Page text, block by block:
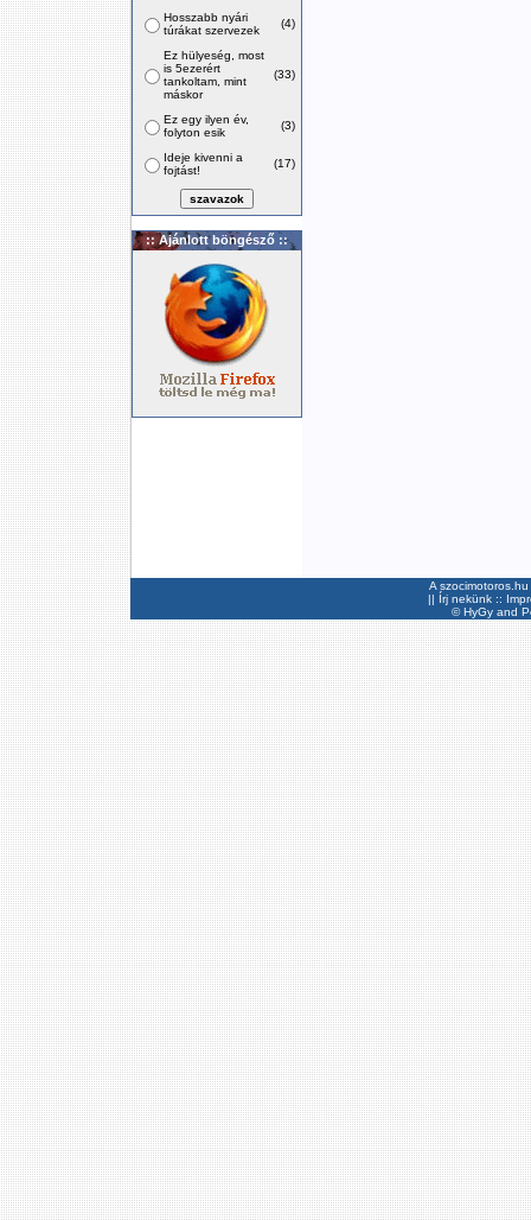
Hosszabb nyári
túrákat szervezek
(4)
Ez hülyeség, most
is 5ezerért
tankoltam, mint
máskor
(33)
Ez egy ilyen év,
folyton esik
(3)
Ideje kivenni a
fojtást!
(17)
:: Ajánlott böngésző ::
A
|| Írj nekünk ::
©HyGyand